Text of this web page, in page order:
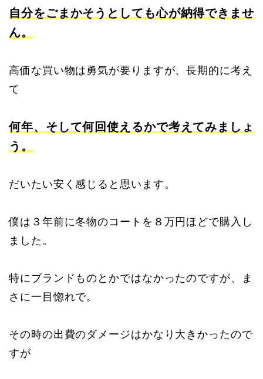
自分をごまかそうとしても心が納得できませ
ん。
高価な買い物は勇気が要りますが、長期的に考え
て
何年、そして何回使えるかで考えてみましょ
う。
だいたい安く感じると思います。
僕は３年前に冬物のコートを８万円ほどで購入し
ました。
特にブランドものとかではなかったのですが、ま
さに一目惚れで。
その時の出費のダメージはかなり大きかったので
すが